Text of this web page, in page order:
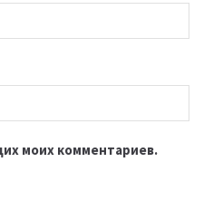
моих комментариев.